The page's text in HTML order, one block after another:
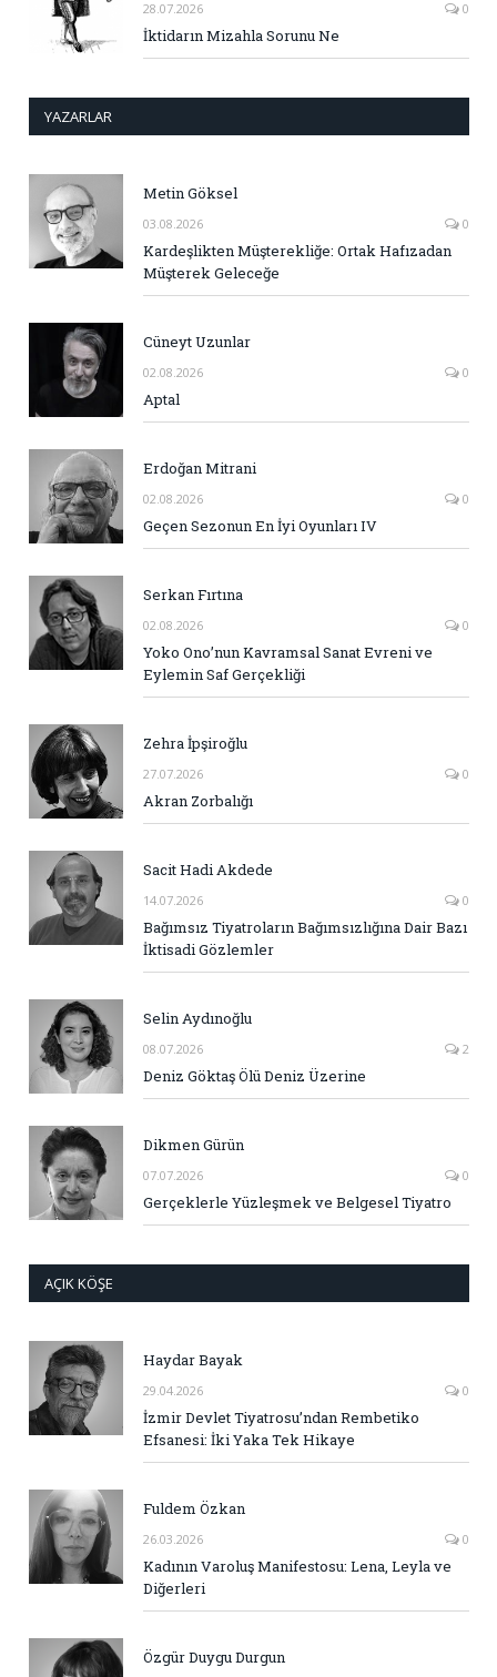
28.07.2026 0
İktidarın Mizahla Sorunu Ne
YAZARLAR
Metin Göksel
03.08.2026 0
Kardeşlikten Müşterekliğe: Ortak Hafızadan
Müşterek Geleceğe
Cüneyt Uzunlar
02.08.2026 0
Aptal
Erdoğan Mitrani
02.08.2026 0
Geçen Sezonun En İyi Oyunları IV
Serkan Fırtına
02.08.2026 0
Yoko Ono’nun Kavramsal Sanat Evreni ve
Eylemin Saf Gerçekliği
Zehra İpşiroğlu
27.07.2026 0
Akran Zorbalığı
Sacit Hadi Akdede
14.07.2026 0
Bağımsız Tiyatroların Bağımsızlığına Dair Bazı
İktisadi Gözlemler
Selin Aydınoğlu
08.07.2026 2
Deniz Göktaş Ölü Deniz Üzerine
Dikmen Gürün
07.07.2026 0
Gerçeklerle Yüzleşmek ve Belgesel Tiyatro
AÇIK KÖŞE
Haydar Bayak
29.04.2026 0
İzmir Devlet Tiyatrosu’ndan Rembetiko
Efsanesi: İki Yaka Tek Hikaye
Fuldem Özkan
26.03.2026 0
Kadının Varoluş Manifestosu: Lena, Leyla ve
Diğerleri
Özgür Duygu Durgun